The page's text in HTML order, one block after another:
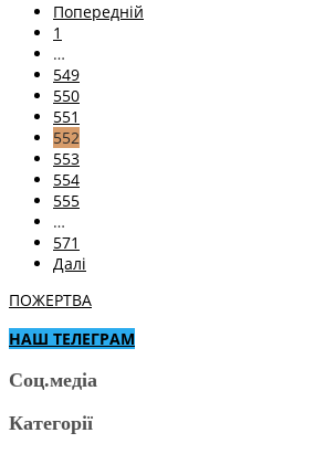
Попередній
1
…
549
550
551
552
553
554
555
…
571
Далі
ПОЖЕРТВА
НАШ ТЕЛЕГРАМ
Соц.медіа
Категорії